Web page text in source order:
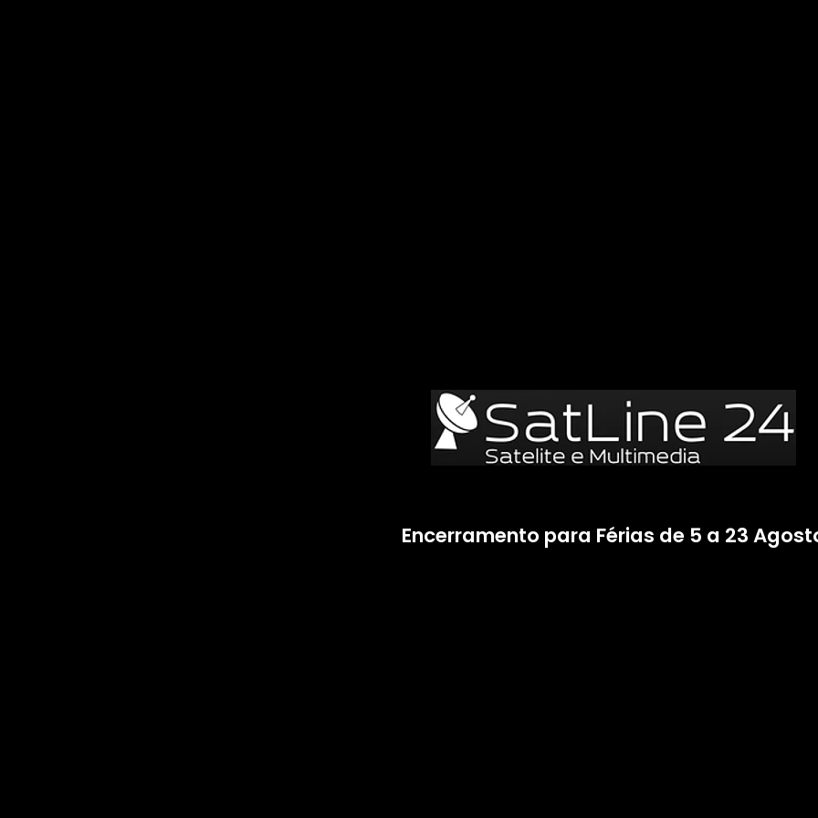
Encerramento para Férias de 5 a 23